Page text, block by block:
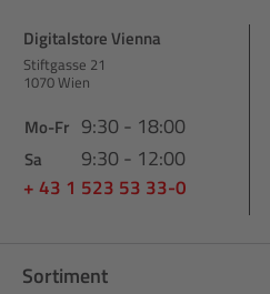
Digitalstore Vienna
Stiftgasse 21
1070 Wien
Mo-Fr 9:30 - 18:00
Sa 9:30 - 12:00
+ 43 1 523 53 33-0
Sortiment